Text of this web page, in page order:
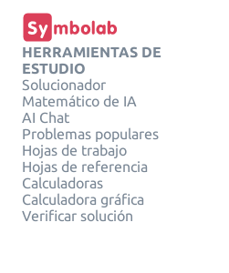
HERRAMIENTAS DE
ESTUDIO
Solucionador
Matemático de IA
AI Chat
Problemas populares
Hojas de trabajo
Hojas de referencia
Calculadoras
Calculadora gráfica
Verificar solución